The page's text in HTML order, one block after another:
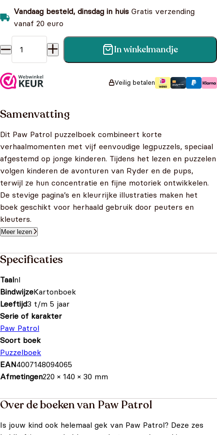
Vandaag besteld, dinsdag in huis Gratis verzending
vanaf 20 euro
Paw Patrol puzzelboek - Met 5 legpuzzels aantal
In winkelmandje
Veilig betalen
Samenvatting
Dit Paw Patrol puzzelboek combineert korte
verhaalmomenten met vijf eenvoudige legpuzzels, speciaal
afgestemd op jonge kinderen. Tijdens het lezen en puzzelen
volgen kinderen de avonturen van Ryder en de pups,
terwijl ze hun concentratie en fijne motoriek ontwikkelen.
De stevige pagina’s en kleurrijke illustraties maken het
boek geschikt voor herhaald gebruik door peuters en
kleuters.
Meer lezen
Specificaties
Taalnl
BindwijzeKartonboek
Leeftijd3 t/m 5 jaar
Serie of karakter
Paw Patrol
Soort boek
Puzzelboek
EAN4007148094065
Afmetingen220 × 140 × 30 mm
Over de boeken van Paw Patrol
Is jouw kind ook helemaal gek van Paw Patrol? Deze zes